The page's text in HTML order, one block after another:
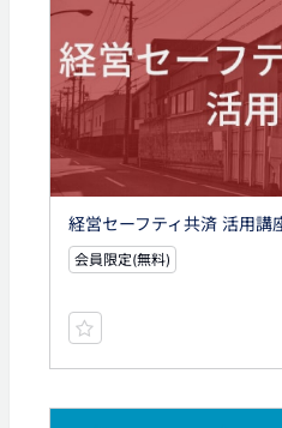
経営セーフティ共済 活用講
会員限定(無料)